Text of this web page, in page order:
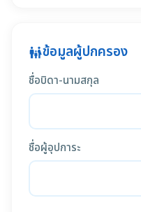
family_restroomข้อมูลผู้ปกครอง
ชื่อบิดา-นามสกุล
ชื่อผู้อุปการะ